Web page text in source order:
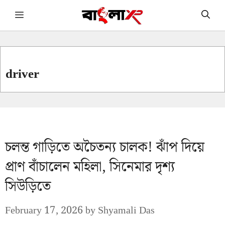
Skip Menu
driver
চলন্ত গাড়িতে অচৈতন্য চালক! ঝাঁপ দিয়ে
প্রাণ বাঁচালেন মহিলা, সিনেমার দৃশ্য
সিউড়িতে
February 17, 2026byShyamali Das